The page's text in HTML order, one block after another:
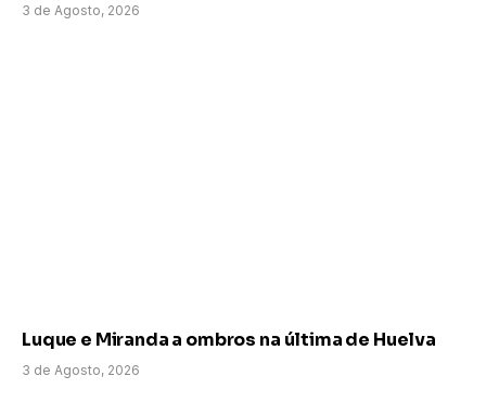
3 de Agosto, 2026
Luque e Miranda a ombros na última de Huelva
3 de Agosto, 2026